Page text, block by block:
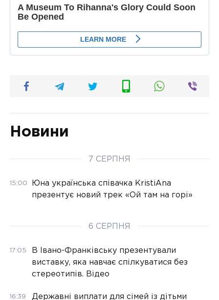
Новини
7 СЕРПНЯ
15:00
Юна українська співачка KristiAna
презентує новий трек «Ой там на горі»
6 СЕРПНЯ
17:05
В Івано-Франківську презентували
виставку, яка навчає спілкуватися без
стереотипів. Відео
16:39 Державні виплати для сімей із дітьми